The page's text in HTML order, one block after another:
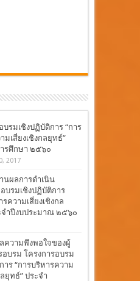
บรมเชิงปฏิบัติการ “การ
มเสี่ยงเชิงกลยุทธ์”
รศึกษา ๒๕๖๐
2017
นผลการดำเนิน
บรมเชิงปฏิบัติการ
รความเสี่ยงเชิงกล
จำปีงบประมาณ ๒๕๖๐
ความพึงพอใจของผู้
อบรม โครงการอบรม
าร “การบริหารความ
ลยุทธ์” ประจำ